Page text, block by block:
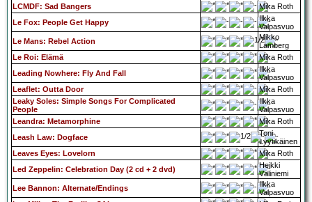
LCMDF: Sad Bangers
Mika Roth
Le Fox: People Get Happy
Ilkka
Valpasvuo
Le Mans: Rebel Action
Mikko
Lamberg
Le Roi: Elämä
Mika Roth
Leading Nowhere: Fly And Fall
Ilkka
Valpasvuo
Leaflet: Outta Door
Mika Roth
Leaky Soles: Simple Songs For Complicated
People
Ilkka
Valpasvuo
Leandra: Metamorphine
Mika Roth
Leash Law: Dogface
Toni
Lyytikäinen
Leaves Eyes: Lovelorn
Mika Roth
Led Zeppelin: Celebration Day (2 cd + 2 dvd)
Heikki
Väliniemi
Lee Bannon: Alternate/Endings
Ilkka
Valpasvuo